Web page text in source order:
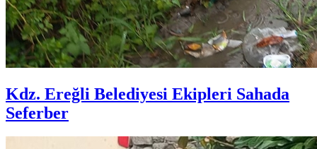
Kdz. Ereğli Belediyesi Ekipleri Sahada
Seferber